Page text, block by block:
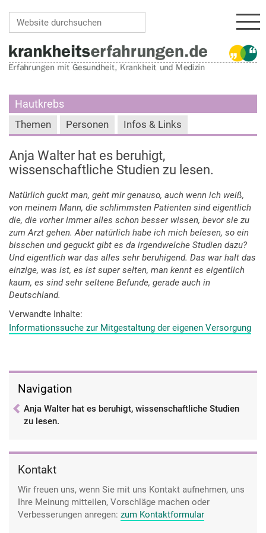
Hautkrebs
Themen Personen Infos & Links
Anja Walter hat es beruhigt,
wissenschaftliche Studien zu lesen.
Natürlich guckt man, geht mir genauso, auch wenn ich weiß,
von meinem Mann, die schlimmsten Patienten sind eigentlich
die, die vorher immer alles schon besser wissen, bevor sie zu
zum Arzt gehen. Aber natürlich habe ich mich belesen, so ein
bisschen und geguckt gibt es da irgendwelche Studien dazu?
Und eigentlich war das alles sehr beruhigend. Das war halt das
einzige, was ist, es ist super selten, man kennt es eigentlich
kaum, es sind sehr seltene Befunde, gerade auch in
Deutschland.
Verwandte Inhalte
Informationssuche zur Mitgestaltung der eigenen Versorgung
Navigation
Anja Walter hat es beruhigt, wissenschaftliche Studien
zu lesen.
Kontakt
Wir freuen uns, wenn Sie mit uns Kontakt aufnehmen, uns
Ihre Meinung mitteilen, Vorschläge machen oder
Verbesserungen anregen: zum Kontaktformular